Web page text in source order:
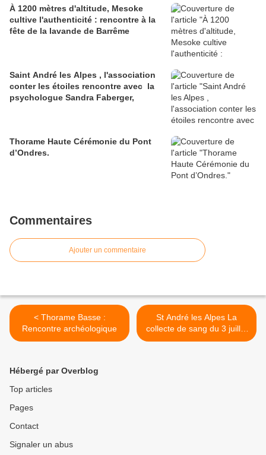
À 1200 mètres d'altitude, Mesoke
cultive l'authenticité : rencontre à la
fête de la lavande de Barrême
Saint André les Alpes , l'association
conter les étoiles rencontre avec la
psychologue Sandra Faberger,
Thorame Haute Cérémonie du Pont
d’Ondres.
Commentaires
Ajouter un commentaire
< Thorame Basse :
Rencontre archéologique
St André les Alpes La
collecte de sang du 3 juillet
a mobilisé les donneurs >
Hébergé par Overblog
Top articles
Pages
Contact
Signaler un abus